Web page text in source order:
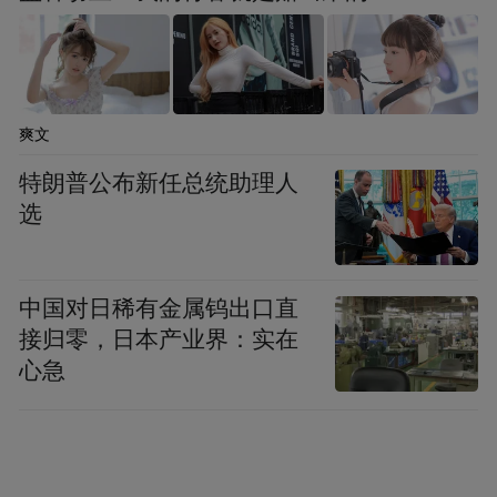
爽文
特朗普公布新任总统助理人
选
中国对日稀有金属钨出口直
接归零，日本产业界：实在
心急